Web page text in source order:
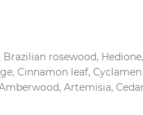
rosewood,
Cinnamon leaf, Cyclamen
Artemisia,